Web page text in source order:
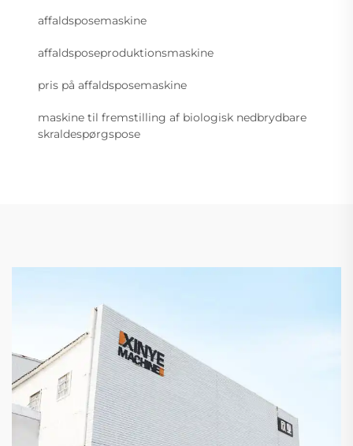
affaldsposemaskine
affaldsposeproduktionsmaskine
pris på affaldsposemaskine
maskine til fremstilling af biologisk nedbrydbare
skraldespørgspose